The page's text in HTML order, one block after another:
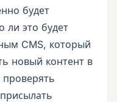
будет
ли это будет
CMS, который
новый контент в